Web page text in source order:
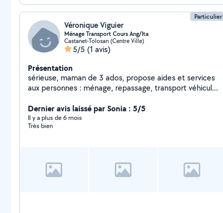
Particulier
Véronique Viguier
Ménage Transport Cours Ang/Ita
Castanet-Tolosan (Centre Ville)
5/5 (1 avis)
Présentation
sérieuse, maman de 3 ados, propose aides et services
aux personnes : ménage, repassage, transport véhiculé
conversation en anglais et italien (primaire et collège)
Dernier avis laissé par Sonia : 5/5
Il y a plus de 6 mois
Très bien